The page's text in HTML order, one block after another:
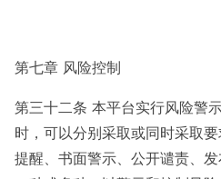
第七章 风险控制
第三十二条 本平台实行风险警
时，可以分别采取或同时采取
提醒、书面警示、公开谴责、